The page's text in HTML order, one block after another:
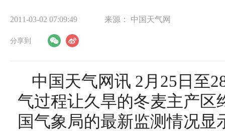
2011-03-02 07:09:49 来源： 中国天气网
分享到
中国天气网讯 2月25日至
气过程让久旱的冬麦主产区
国气象局的最新监测情况